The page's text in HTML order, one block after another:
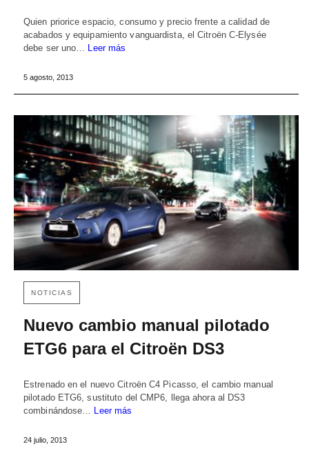
Quien priorice espacio, consumo y precio frente a calidad de
acabados y equipamiento vanguardista, el Citroën C-Elysée
debe ser uno… Leer más
5 agosto, 2013
NOTICIAS
Nuevo cambio manual pilotado
ETG6 para el Citroën DS3
Estrenado en el nuevo Citroën C4 Picasso, el cambio manual
pilotado ETG6, sustituto del CMP6, llega ahora al DS3
combinándose…
Leer más
24 julio, 2013